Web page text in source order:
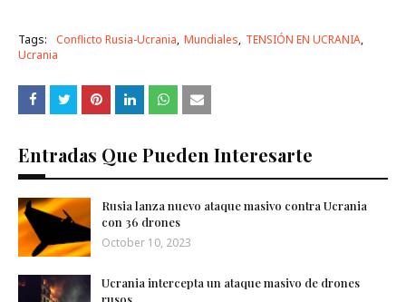
Tags: Conflicto Rusia-Ucrania Mundiales TENSIÓN EN UCRANIA
Ucrania
Entradas Que Pueden Interesarte
Rusia lanza nuevo ataque masivo contra Ucrania
con 36 drones
October 10, 2023
Ucrania intercepta un ataque masivo de drones
rusos